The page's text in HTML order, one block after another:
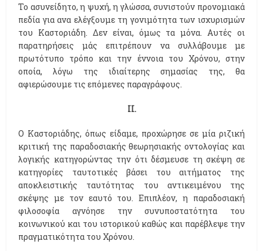
Το ασυνείδητο, η ψυχή, η γλώσσα, συνιστούν προνομιακά
πεδία για ανα ελέγξουμε τη γονιμότητα των ισχυρισμών
του Καστοριάδη. Δεν είναι, όμως τα μόνα. Αυτές οι
παρατηρήσεις μάς επιτρέπουν να συλλάβουμε με
πρωτότυπο τρόπο και την έννοια του Χρόνου, στην
οποία, λόγω της ιδιαίτερης σημασίας της, θα
αφιερώσουμε τις επόμενες παραγράφους.
II.
Ο Καστοριάδης, όπως είδαμε, προχώρησε σε μία ριζική
κριτική της παραδοσιακής θεωρησιακής οντολογίας και
λογικής κατηγορώντας την ότι δέσμευσε τη σκέψη σε
κατηγορίες ταυτοτικές βάσει του αιτήματος της
αποκλειστικής ταυτότητας του αντικειμένου της
σκέψης με τον εαυτό του. Επιπλέον, η παραδοσιακή
φιλοσοφία αγνόησε την συνυποστατότητα του
κοινωνικού και του ιστορικού καθώς και παρέβλεψε την
πραγματικότητα του Χρόνου.